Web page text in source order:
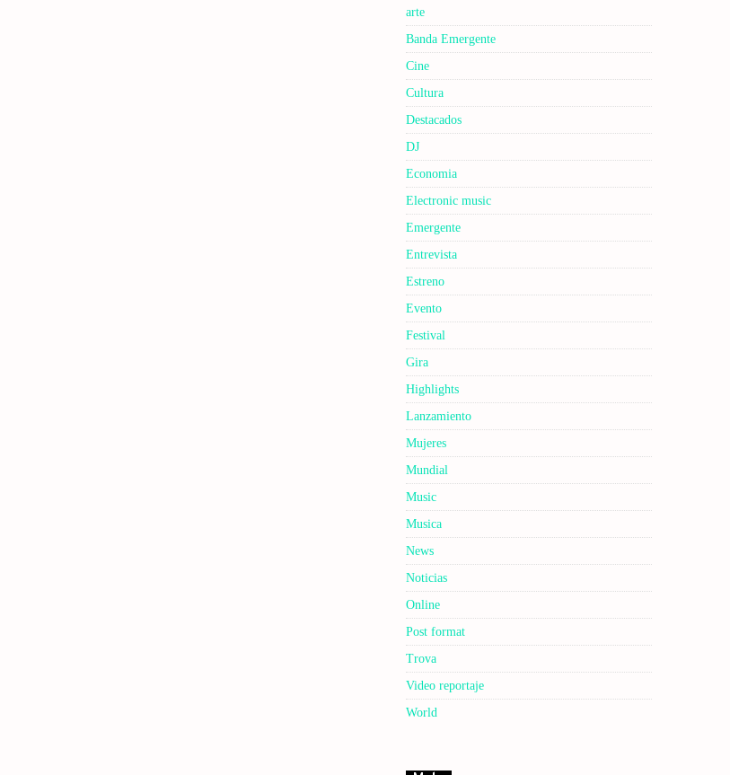
arte
Banda Emergente
Cine
Cultura
Destacados
DJ
Economia
Electronic music
Emergente
Entrevista
Estreno
Evento
Festival
Gira
Highlights
Lanzamiento
Mujeres
Mundial
Music
Musica
News
Noticias
Online
Post format
Trova
Video reportaje
World